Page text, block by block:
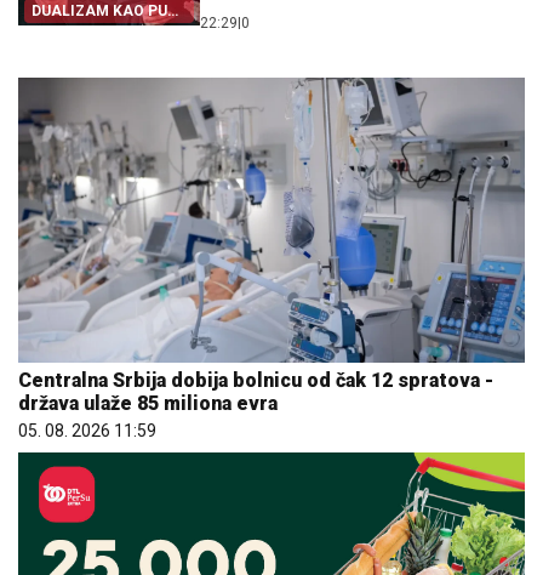
DUALIZAM KAO PUT
IZ SRPSTVA
22:29|0
Centralna Srbija dobija bolnicu od čak 12 spratova -
država ulaže 85 miliona evra
05. 08. 2026 11:59